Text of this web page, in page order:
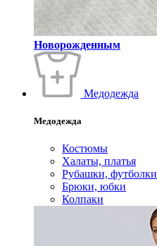
Новорожденным
Медодежда
Медодежда
Костюмы
Халаты, платья
Рубашки, футболки
Брюки, юбки
Колпаки